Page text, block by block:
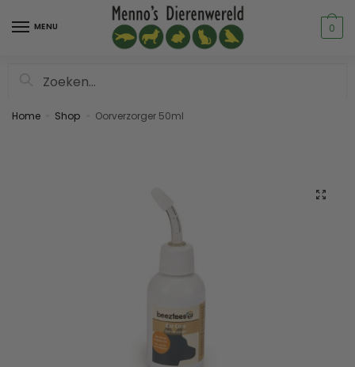
MENU 0
Home Shop Oorverzorger 50ml